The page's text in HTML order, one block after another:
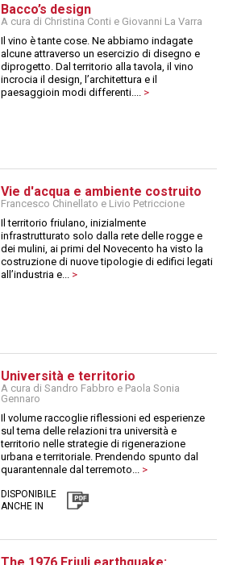
Bacco’s design
A cura di Christina Conti e Giovanni La Varra
Il vino è tante cose. Ne abbiamo indagate
alcune attraverso un esercizio di disegno e
diprogetto. Dal territorio alla tavola, il vino
incrocia il design, l’architettura e il
paesaggioin modi differenti.... >
Vie d'acqua e ambiente costruito
Francesco Chinellato e Livio Petriccione
Il territorio friulano, inizialmente
infrastrutturato solo dalla rete delle rogge e
dei mulini, ai primi del Novecento ha visto la
costruzione di nuove tipologie di edifici legati
all’industria e... >
Università e territorio
A cura di Sandro Fabbro e Paola Sonia
Gennaro
Il volume raccoglie riflessioni ed esperienze
sul tema delle relazioni tra università e
territorio nelle strategie di rigenerazione
urbana e territoriale. Prendendo spunto dal
quarantennale dal terremoto... >
DISPONIBILE
ANCHE IN